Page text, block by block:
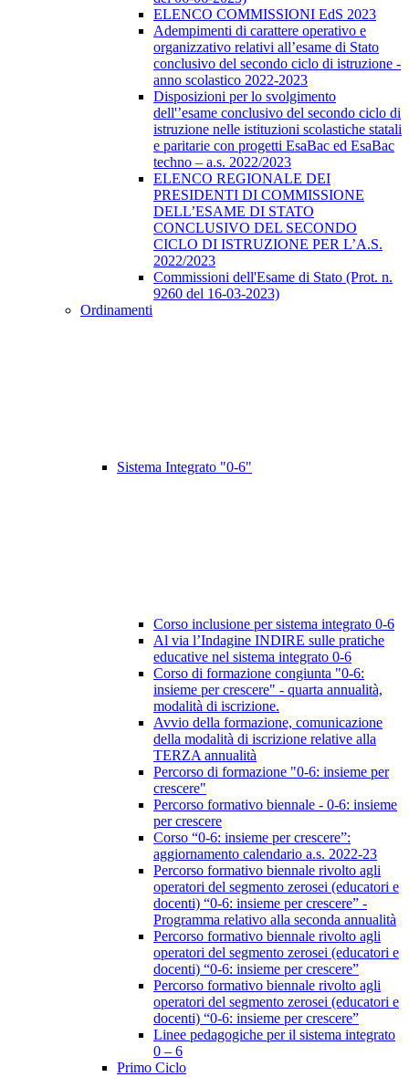
ELENCO COMMISSIONI EdS 2023
Adempimenti di carattere operativo e
organizzativo relativi all’esame di Stato
conclusivo del secondo ciclo di istruzione -
anno scolastico 2022-2023
Disposizioni per lo svolgimento
dell'’esame conclusivo del secondo ciclo di
istruzione nelle istituzioni scolastiche statali
e paritarie con progetti EsaBac ed EsaBac
techno – a.s. 2022/2023
ELENCO REGIONALE DEI
PRESIDENTI DI COMMISSIONE
DELL’ESAME DI STATO
CONCLUSIVO DEL SECONDO
CICLO DI ISTRUZIONE PER L’A.S.
2022/2023
Commissioni dell'Esame di Stato (Prot. n.
9260 del 16-03-2023)
Ordinamenti
Sistema Integrato "0-6"
Corso inclusione per sistema integrato 0-6
Al via l’Indagine INDIRE sulle pratiche
educative nel sistema integrato 0-6
Corso di formazione congiunta "0-6:
insieme per crescere" - quarta annualità,
modalità di iscrizione.
Avvio della formazione, comunicazione
della modalità di iscrizione relative alla
TERZA annualità
Percorso di formazione "0-6: insieme per
crescere"
Percorso formativo biennale - 0-6: insieme
per crescere
Corso “0-6: insieme per crescere”:
aggiornamento calendario a.s. 2022-23
Percorso formativo biennale rivolto agli
operatori del segmento zerosei (educatori e
docenti) “0-6: insieme per crescere” -
Programma relativo alla seconda annualità
Percorso formativo biennale rivolto agli
operatori del segmento zerosei (educatori e
docenti) “0-6: insieme per crescere”
Percorso formativo biennale rivolto agli
operatori del segmento zerosei (educatori e
docenti) “0-6: insieme per crescere”
Linee pedagogiche per il sistema integrato
0 – 6
Primo Ciclo